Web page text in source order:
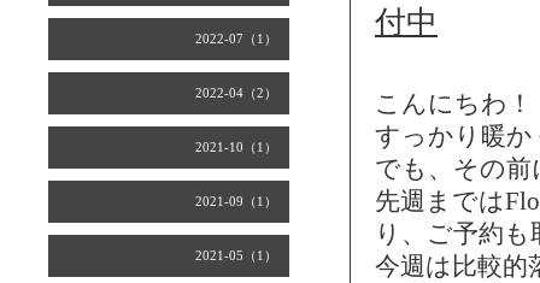
2022-07（1）
2022-04（2）
2021-10（1）
2021-09（1）
2021-05（1）
付中
こんにちわ！
すっかり暖
でも、その
先週までは
り、ご予約
今週は比較的